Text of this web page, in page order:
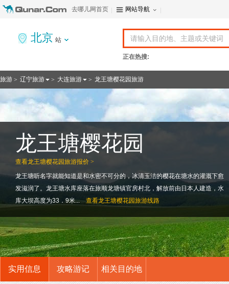
去哪儿网首页 网站导航
北京 站
正在热搜:
旅游 > 辽宁旅游 > 大连旅游 > 龙王塘樱花园旅游
查看龙王塘樱花园旅游报价 >
龙王塘樱花园
龙王塘听名字就能知道是和水密不可分的，冰清玉洁的樱花在塘水的灌溉下愈
发滋润了。龙王塘水库座落在旅顺龙塘镇官房村北，解放前由日本人建造，水
库大坝高度为33．9米...
查看龙王塘樱花园旅游线路
实用信息 攻略游记 相关目的地